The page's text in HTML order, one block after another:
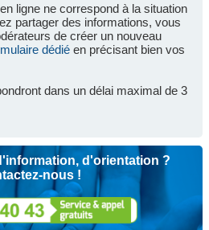
ligne ne correspond à la situation
partager des informations, vous
de créer un nouveau
dédié en précisant bien vos
dans un délai maximal de 3
d'orientation ?
nous !